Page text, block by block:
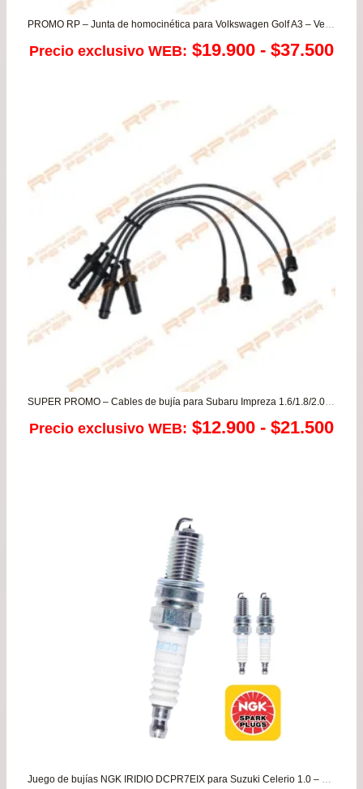
PROMO RP – Junta de homocinética para Volkswagen Golf A3 – Vento (CAJA)
Precio exclusivo WEB: $19.900 - $37.500
SUPER PROMO – Cables de bujía para Subaru Impreza 1.6/1.8/2.0 – Legacy 1.8/2.0/2.2
Precio exclusivo WEB: $12.900 - $21.500
Juego de bujías NGK IRIDIO DCPR7EIX para Suzuki Celerio 1.0 – Suzuki S-presso 1.0 desde 2009 hasta 2024